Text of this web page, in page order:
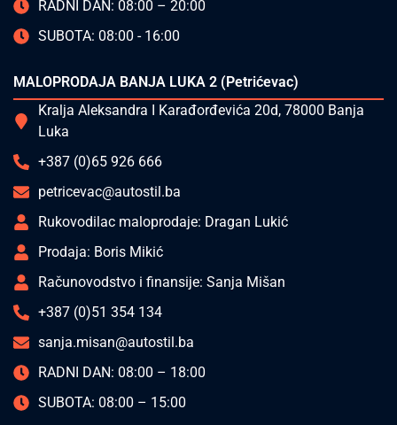
RADNI DAN: 08:00 – 20:00
SUBOTA: 08:00 - 16:00
MALOPRODAJA BANJA LUKA 2 (Petrićevac)
Kralja Aleksandra I Karađorđevića 20d, 78000 Banja
Luka
+387 (0)65 926 666
petricevac@autostil.ba
Rukovodilac maloprodaje: Dragan Lukić
Prodaja: Boris Mikić
Računovodstvo i finansije: Sanja Mišan
+387 (0)51 354 134
sanja.misan@autostil.ba
RADNI DAN: 08:00 – 18:00
SUBOTA: 08:00 – 15:00